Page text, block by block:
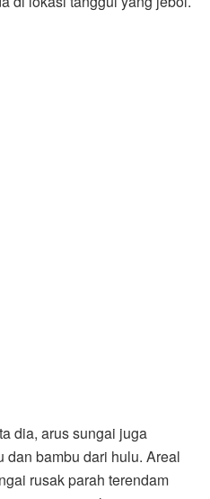
dia, arus sungai juga
dan bambu dari hulu. Areal
rusak parah terendam